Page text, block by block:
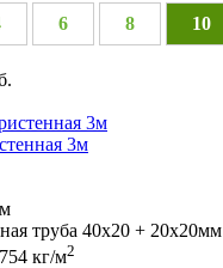
6 8
10
3м
труба 40х20 + 20х20мм
кг/м2